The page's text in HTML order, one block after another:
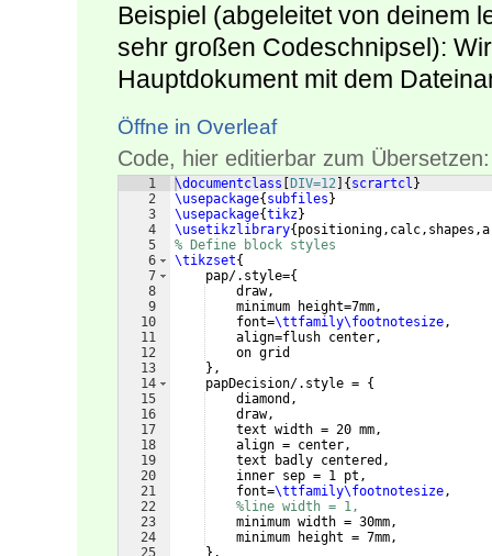
Beispiel (abgeleitet von deinem
sehr großen Codeschnipsel):
Hauptdokument mit dem
Öffne in Overleaf
Code, hier editierbar zum Übersetzen:
1
2
3
4
5
6
7
8
9
10
11
12
13
14
15
16
17
18
19
20
21
22
23
24
\documentclass DIV=12 { scrartcl }
\usepackage{ subfiles }
\usepackage{tikz}
\usetikzlibrary{
% Define block styles
\tikzset{
    pap/.style=
{
    draw,
    minimum height=7mm,
    font=
\ttfamily\footnotesize,
    align=flush center,
    on grid
} ,
    papDecision/.style =
{
    diamond,
    draw,
    text width = 20 mm,
    align = center,
    text badly centered,
    inner sep = 1 pt,
    font=
\ttfamily\footnotesize,
%line width = 1,
    minimum width = 30mm,
    minimum height = 7mm,